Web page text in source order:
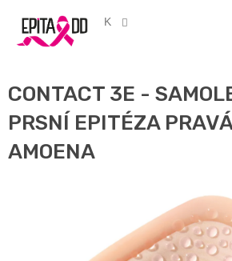
obsah
CZK
CONTACT 3E -
PRSNÍ EPITÉZA
AMOENA